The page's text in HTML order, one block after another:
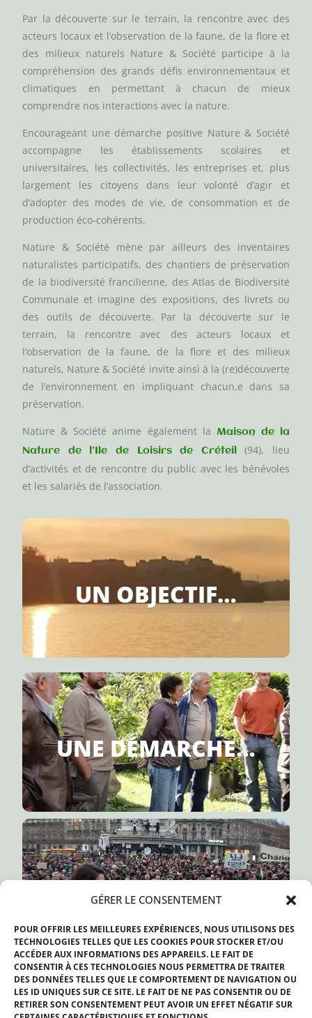
GÉRER LE CONSENTEMENT
POUR OFFRIR LES MEILLEURES EXPÉRIENCES, NOUS UTILISONS DES
TECHNOLOGIES TELLES QUE LES COOKIES POUR STOCKER ET/OU
ACCÉDER AUX INFORMATIONS DES APPAREILS. LE FAIT DE
CONSENTIR À CES TECHNOLOGIES NOUS PERMETTRA DE TRAITER
DES DONNÉES TELLES QUE LE COMPORTEMENT DE NAVIGATION OU
LES ID UNIQUES SUR CE SITE. LE FAIT DE NE PAS CONSENTIR OU DE
RETIRER SON CONSENTEMENT PEUT AVOIR UN EFFET NÉGATIF SUR
Par la découverte sur le terrain, la rencontre avec des
acteurs locaux et l’observation de la faune, de la flore et
des milieux naturels Nature & Société participe à la
compréhension des grands défis environnementaux et
climatiques en permettant à chacun de mieux
comprendre nos interactions avec la nature.
Encourageant une démarche positive Nature & Société
accompagne les établissements scolaires et
universitaires, les collectivités, les entreprises et, plus
largement les citoyens dans leur volonté d’agir et
d’adopter des modes de vie, de consommation et de
production éco-cohérents.
Nature & Société mène par ailleurs des inventaires
naturalistes participatifs, des chantiers de préservation
de la biodiversité francilienne, des Atlas de Biodiversité
Communale et imagine des expositions, des livrets ou
des outils de découverte. Par la découverte sur le
terrain, la rencontre avec des acteurs locaux et
l’observation de la faune, de la flore et des milieux
naturels, Nature & Société invite ainsi à la (re)découverte
de l’environnement en impliquant chacun.e dans sa
préservation.
Nature & Société anime également la Maison de la
Nature de l’Ile de Loisirs de Créteil(94), lieu
d’activités et de rencontre du public avec les bénévoles
et les salariés de l’association.
UN OBJECTIF…
CONTRIBUER À UNE CULTURE DU
DÉVELOPPEMENT DURABLE ET DE L’ÉCO-
CITOYENNETÉ EN ILE-DE-FRANCE.
UNE DÉMARCHE…
PROMOUVOIR LES COMPORTEMENTS
ÉCOLOGIQUEMENT RESPONSABLES DE
CHACUN , INDIVIDUS OU GROUPES
CONSTITUÉS, PAR LA DÉCOUVERTE, LA
PÉDAGOGIE, L’INFORMATION ET
L’ACTION.
UNE CONVICTION…
engagement au quotidien de chaque individu,
dans chacunde ses gestes et collectivement au
sein d’une association.